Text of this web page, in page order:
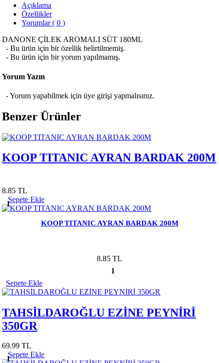
Açıklama
Özellikler
Yorumlar ( 0 )
DANONE ÇİLEK AROMALI SÜT 180ML
- Bu ürün için bir özellik belirtilmemiş.
- Bu ürün için bir yorum yapılmamış.
Yorum Yazın
- Yorum yapabilmek için üye girişi yapmalısınız.
Benzer Ürünler
KOOP TITANIC AYRAN BARDAK 200M
8.85 TL
1
Sepete Ekle
KOOP TITANIC AYRAN BARDAK 200M
8.85 TL
1
Sepete Ekle
TAHSİLDAROĞLU EZİNE PEYNİRİ
350GR
69.99 TL
1
Sepete Ekle